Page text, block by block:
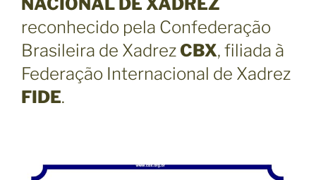
reconhecido pela Confederação
Brasileira de Xadrez CBX, filiada à
Federação Internacional de Xadrez
FIDE.